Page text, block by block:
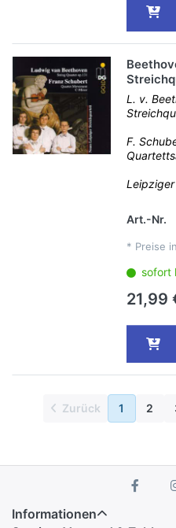
L. v.
F.
Art.-Nr.
* Preise
sofort
21,99
Zurück 1 2
Informationen